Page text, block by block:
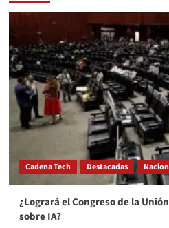
Cadena Tech Destacadas
¿Logrará el Congreso de la
sobre IA?